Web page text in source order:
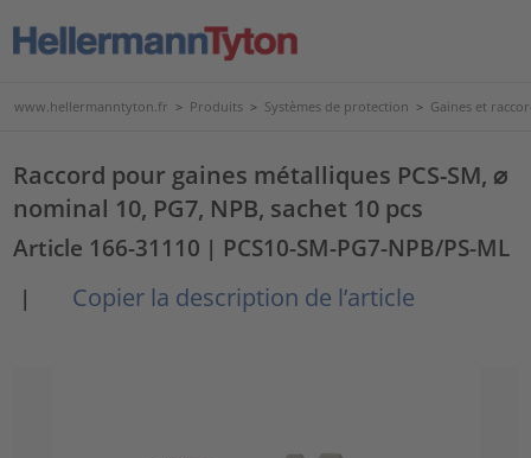
www.hellermanntyton.fr > Produits > Systèmes de protection > Gaines et
Raccord pour gaines métalliques PCS-SM, ⌀
nominal 10, PG7, NPB, sachet 10 pcs
Article 166-31110 | PCS10-SM-PG7-NPB/PS-ML
|
Copier la description de l’article